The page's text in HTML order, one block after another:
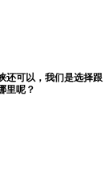
还可以，我们是选择跟
里呢？